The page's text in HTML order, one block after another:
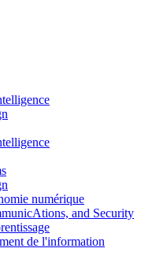
numérique
and Security
de l'information